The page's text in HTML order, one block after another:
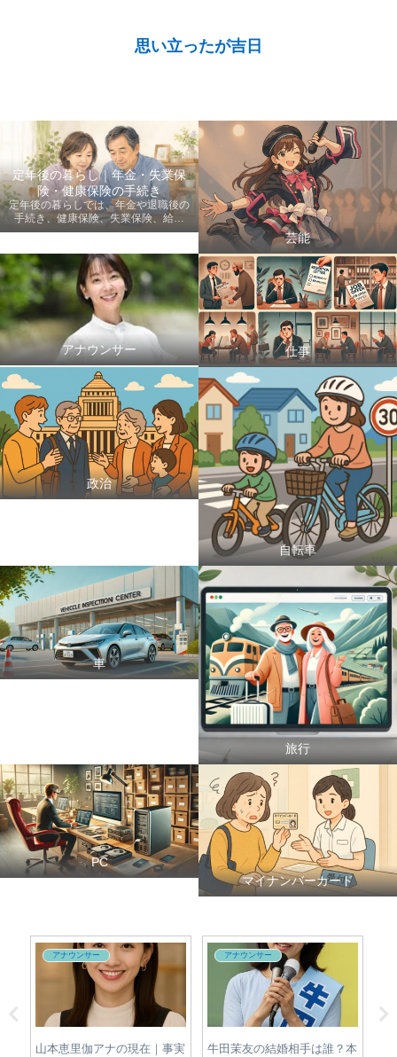
思い立ったが吉日
定年後の暮らし｜年金・失業保
険・健康保険の手続き
定年後の暮らしでは、年金や退職後の
手続き、健康保険、失業保険、給付
金、医療費など、老後に知っておきた
します。
芸能
アナウンサー 仕事
政治
自転車
車
旅行
PC
マイナンバーカード
アナウンサー
山本恵里伽アナの現在｜事実
アナウンサー
牛田茉友の結婚相手は誰？本